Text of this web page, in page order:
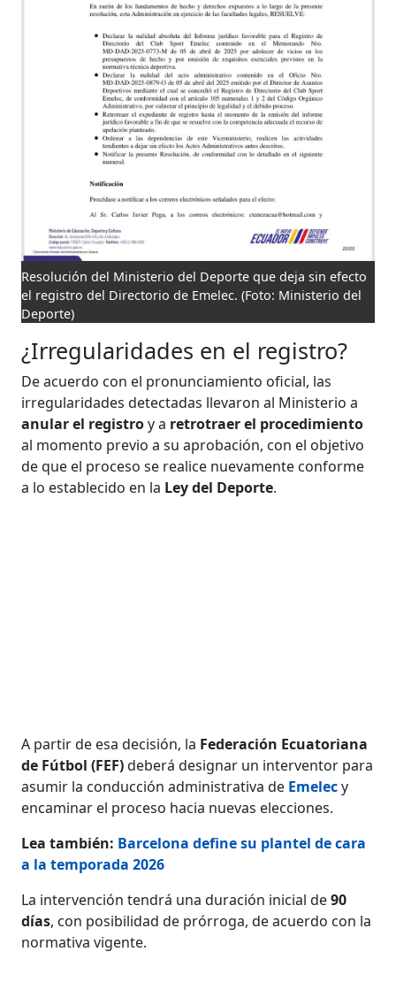
Resolución del Ministerio del Deporte que deja sin efecto
el registro del Directorio de Emelec. (Foto: Ministerio del
Deporte)
¿Irregularidades en el registro?
De acuerdo con el pronunciamiento oficial, las
irregularidades detectadas llevaron al Ministerio a
anular el registroy a retrotraer el procedimiento
al momento previo a su aprobación, con el objetivo
de que el proceso se realice nuevamente conforme
a lo establecido en la Ley del Deporte.
A partir de esa decisión, la Federación Ecuatoriana
de Fútbol (FEF)deberá designar un interventor para
asumir la conducción administrativa de Emelecy
encaminar el proceso hacia nuevas elecciones.
Lea también: Barcelona define su plantel de cara
a la temporada 2026
La intervención tendrá una duración inicial de90
días, con posibilidad de prórroga, de acuerdo con la
normativa vigente.